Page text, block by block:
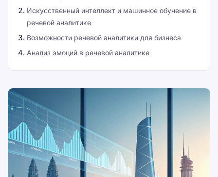
Искусственный интеллект и машинное обучение в
речевой аналитике
Возможности речевой аналитики для бизнеса
Анализ эмоций в речевой аналитике